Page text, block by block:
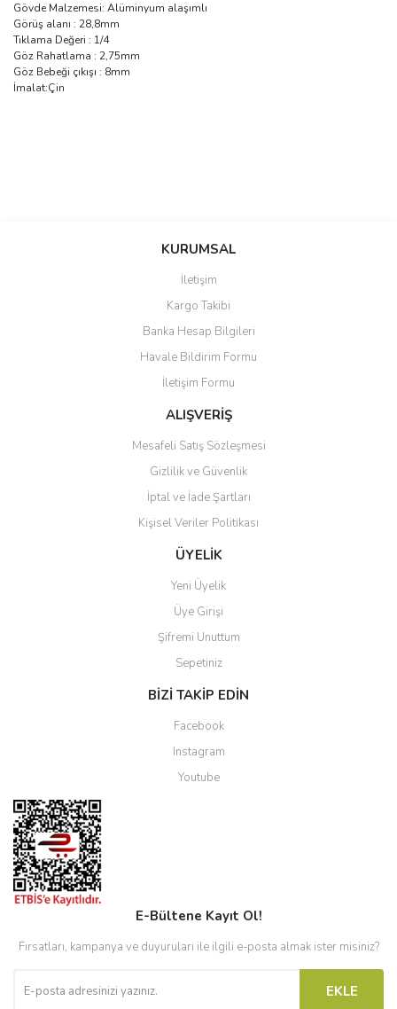
Gövde Malzemesi: Alüminyum alaşımlı
Görüş alanı : 28,8mm
Tıklama Değeri : 1/4
Göz Rahatlama : 2,75mm
Göz Bebeği çıkışı : 8mm
İmalat:Çin
Bu ürüne ilk yorumu siz yapın!
Ürün resmi kalitesiz, bozuk veya görüntülenemiyor.
Ürün açıklamasında eksik bilgiler bulunuyor.
Ürün bilgilerinde hatalar bulunuyor.
Ürün fiyatı diğer sitelerden daha pahalı.
Bu ürüne benzer farklı alternatifler olmalı.
Gönder
KURUMSAL
İletişim
Kargo Takibi
Banka Hesap Bilgileri
Havale Bildirim Formu
İletişim Formu
ALIŞVERİŞ
Mesafeli Satış Sözleşmesi
Gizlilik ve Güvenlik
İptal ve İade Şartları
Kişisel Veriler Politikası
ÜYELİK
Yeni Üyelik
Üye Girişi
Şifremi Unuttum
Sepetiniz
BİZİ TAKİP EDİN
Facebook
Instagram
Youtube
E-Bültene Kayıt Ol!
Fırsatları, kampanya ve duyuruları ile ilgili e-posta almak ister misiniz?
EKLE